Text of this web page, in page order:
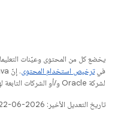
يخضع كل من المحتوى وعيّنات
فيترخيص استخدام المحتوى
لشركة Oracle و/أو الشركات التابعة لها.
تاريخ التعديل الأخير: 2026-06-22 (حسب التوقيت العالمي المتفَّق عليه)